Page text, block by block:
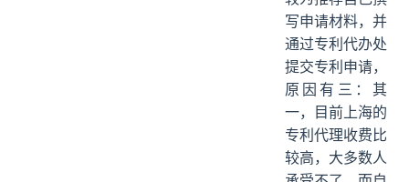
写申请材料，并
通过专利代办处
提交专利申请，
原因有三：其
一，目前上海的
专利代理收费比
较高，大多数人